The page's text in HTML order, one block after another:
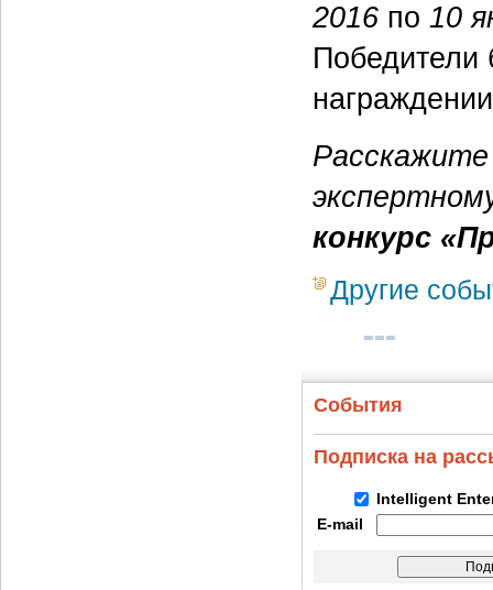
2016 по 10
Победители
Расскажите
конкурс
Другие
События
Подписка на
Intelligent
E-mail